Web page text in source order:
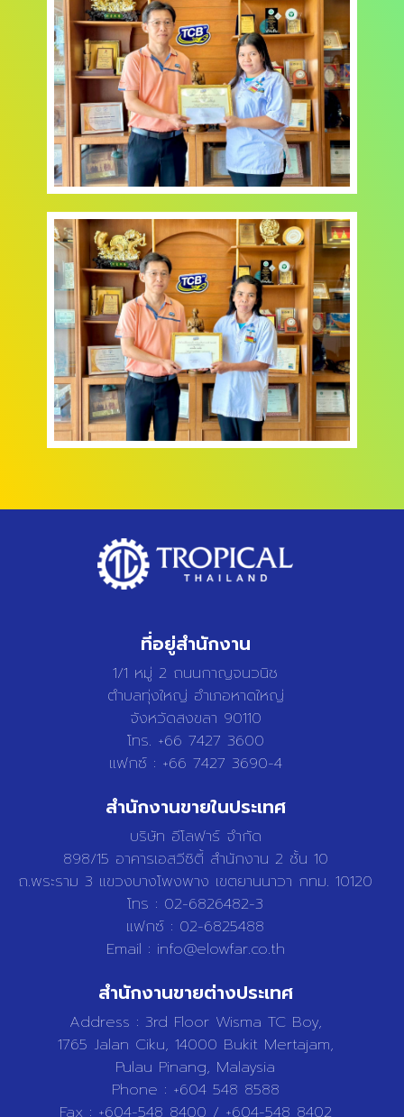
ที่อยู่สำนักงาน
1/1 หมู่ 2 ถนนกาญจนวนิช
ตำบลทุ่งใหญ่ อำเภอหาดใหญ่
จังหวัดสงขลา 90110
โทร. +66 7427 3600
แฟกซ์ : +66 7427 3690-4
สำนักงานขายในประเทศ
บริษัท อีโลฟาร์ จำกัด
898/15 อาคารเอสวีซิตี้ สำนักงาน 2 ชั้น 10
ถ.พระราม 3 แขวงบางโพงพาง เขตยานนาวา กทม. 10120
โทร : 02-6826482-3
แฟกซ์ : 02-6825488
Email : info@elowfar.co.th
สำนักงานขายต่างประเทศ
Address : 3rd Floor Wisma TC Boy,
1765 Jalan Ciku, 14000 Bukit Mertajam,
Pulau Pinang, Malaysia
Phone : +604 548 8588
Fax : +604-548 8400 / +604-548 8402